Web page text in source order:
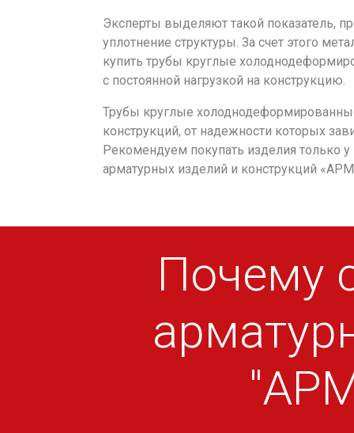
Эксперты выделяют такой показатель,
уплотнение структуры. За счет этого
купить трубы круглые
с постоянной нагрузкой на конструкцию.
Трубы круглые
конструкций, от надежности которых
Рекомендуем покупать изделия только
арматурных изделий и конструкций
Почему